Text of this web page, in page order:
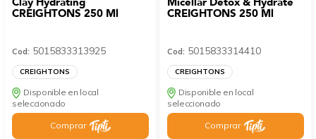
CREIGHTONS 250 Ml
Cod: 5015833313925
CREIGHTONS
Disponible en local
seleccionado
Comprar
CREIGHTONS 250 Ml
Cod: 5015833314410
CREIGHTONS
Disponible en local
seleccionado
Comprar